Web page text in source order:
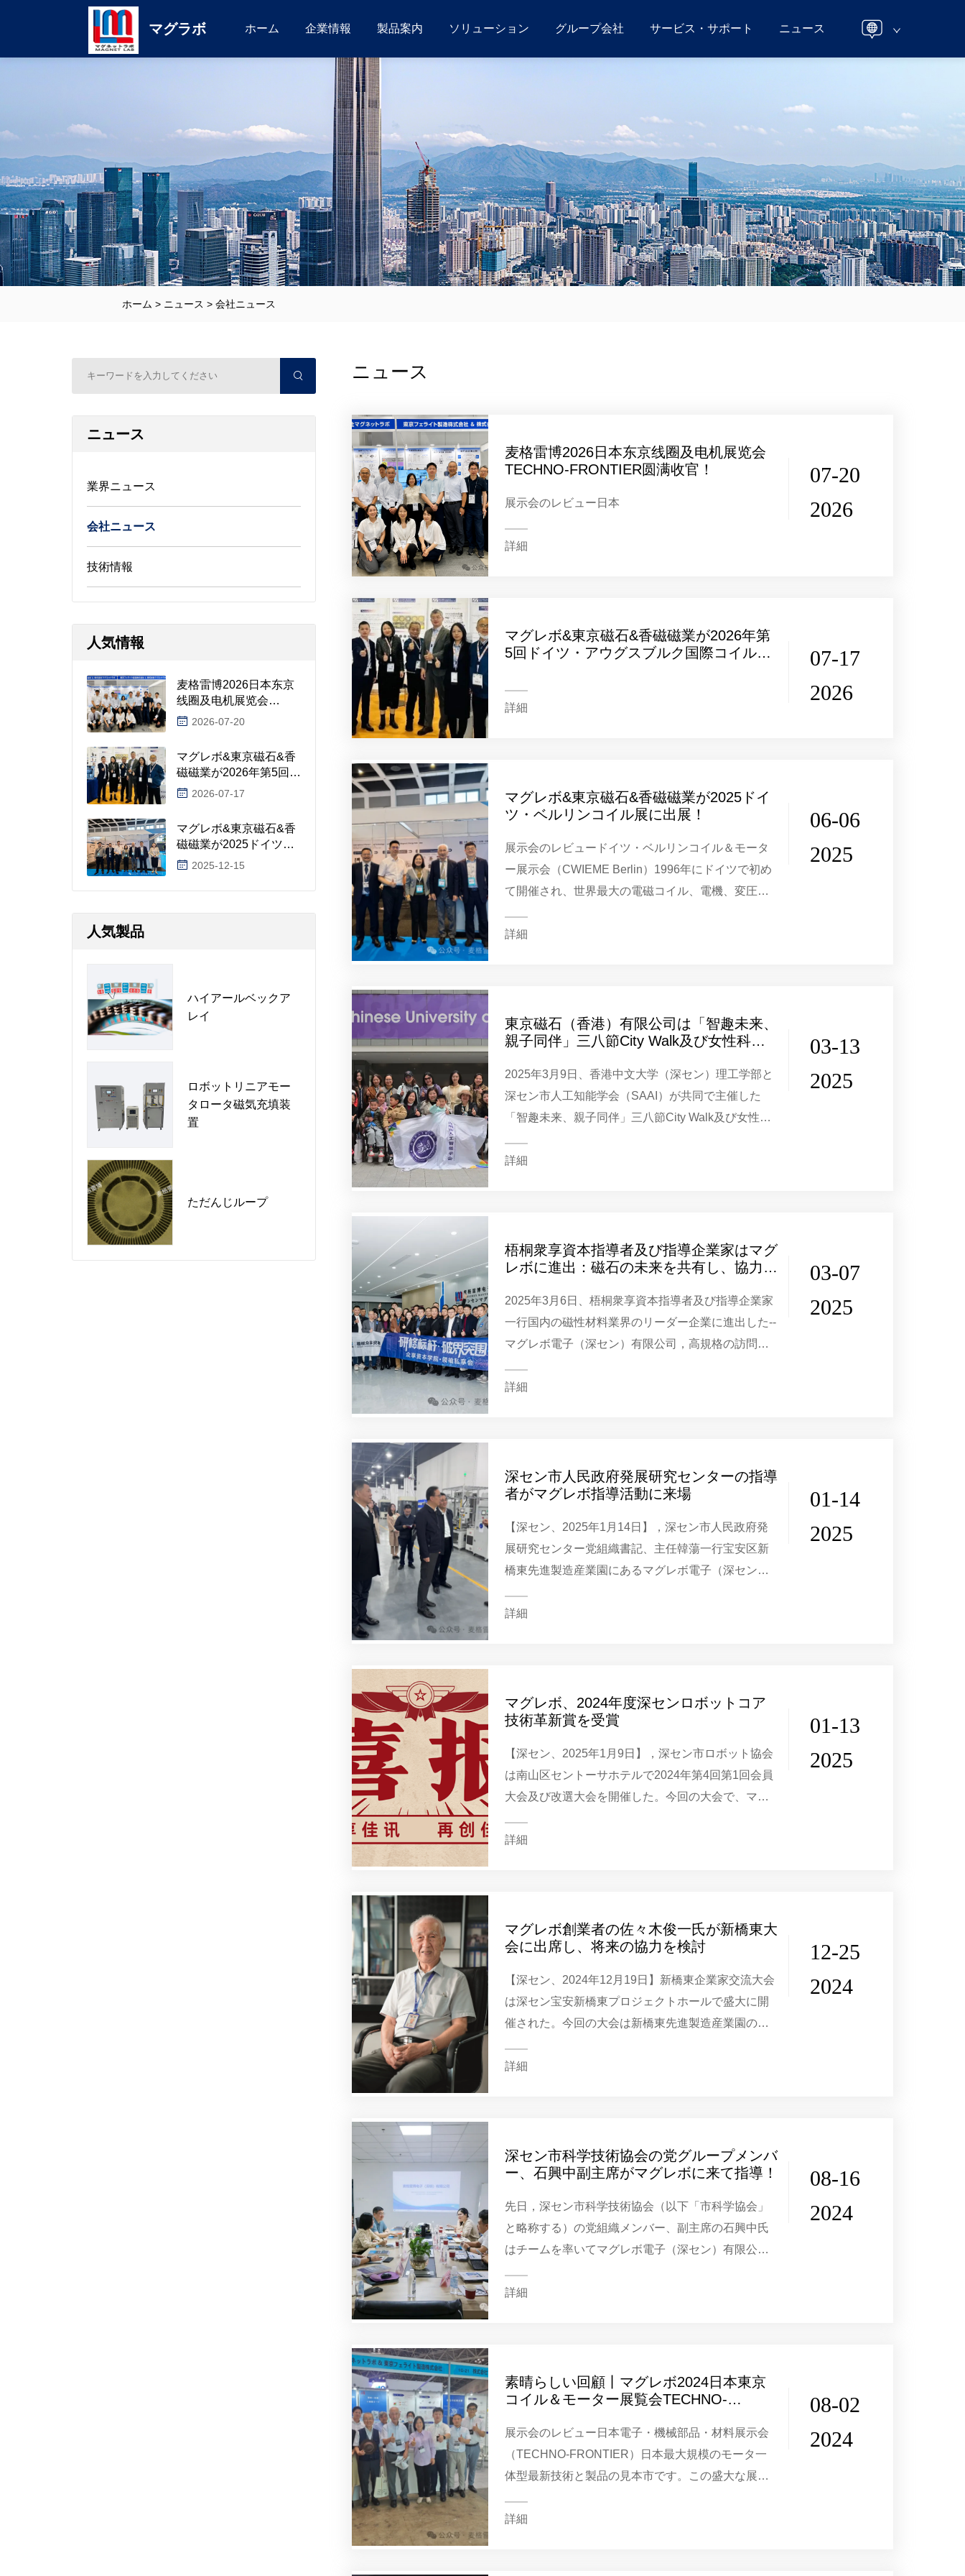
マグラボ ホーム 企業情報 製品案内 ソリューション グループ会社 サービス・サポート ニュース
ホーム > ニュース > 会社ニュース
ニュース
業界ニュース
会社ニュース
技術情報
人気情報
麦格雷博2026日本东京
线圈及电机展览会
TECHNO-FRONTIER圆
2026-07-20
マグレボ&東京磁石&香
磁磁業が2026年第5回ド
イツ・アウグスブルク
縁材料及び電気製品の
製造展に出展
2026-07-17
マグレボ&東京磁石&香
磁磁業が2025ドイツ・
ベルリンコイル展に出
2025-12-15
人気製品
ハイアールベックア
レイ
ロボットリニアモー
タロータ磁気充填装
置
ただんじループ
ニュース
麦格雷博2026日本东京线圈及电机展览会
TECHNO-FRONTIER圆满收官！
展示会のレビュー日本
詳細
07-20
2026
マグレボ&東京磁石&香磁磁業が2026年第
5回ドイツ・アウグスブルク国際コイル、
展
詳細
07-17
2026
マグレボ&東京磁石&香磁磁業が2025ドイ
ツ・ベルリンコイル展に出展！
展示会のレビュードイツ・ベルリンコイル＆モータ
ー展示会（CWIEME Berlin）1996年にドイツで初め
て開催され、世界最大の電磁コイル、電機、変圧器
毎年1回、これまで26年の歴史を持ち、ヨ...
詳細
06-06
2025
東京磁石（香港）有限公司は「智趣未来、
親子同伴」三八節City Walk及び女性科学
2025年3月9日、香港中文大学（深セン）理工学部と
深セン市人工知能学会（SAAI）が共同で主催した
「智趣未来、親子同伴」三八節City Walk及び女性科
ン）で円満に閉幕した。今回の活動は深セ...
詳細
03-13
2025
梧桐衆享資本指導者及び指導企業家はマグ
レボに進出：磁石の未来を共有し、協力発
2025年3月6日、梧桐衆享資本指導者及び指導企業家
一行国内の磁性材料業界のリーダー企業に進出した--
マグレボ電子（深セン）有限公司，高規格の訪問交
の未来を共有し、協力発展を図る」テーマとして、...
詳細
03-07
2025
深セン市人民政府発展研究センターの指導
者がマグレボ指導活動に来場
【深セン、2025年1月14日】，深セン市人民政府発
展研究センター党組織書記、主任韓蕩一行宝安区新
橋東先進製造産業園にあるマグレボ電子（深セン）
者、宝実グループの指導者が調査に同行した。マグ
詳細
01-14
2025
マグレボ、2024年度深センロボットコア
技術革新賞を受賞
【深セン、2025年1月9日】，深セン市ロボット協会
は南山区セントーサホテルで2024年第4回第1回会員
大会及び改選大会を開催した。今回の大会で、マグ
分野での卓越した成果により、「2024年度深...
詳細
01-13
2025
マグレボ創業者の佐々木俊一氏が新橋東大
会に出席し、将来の協力を検討
【深セン、2024年12月19日】新橋東企業家交流大会
は深セン宝安新橋東プロジェクトホールで盛大に開
催された。今回の大会は新橋東先進製造産業園の開
催し、「新橋に会う・未来を見る」をテーマに、園
詳細
12-25
2024
深セン市科学技術協会の党グループメンバ
ー、石興中副主席がマグレボに来て指導！
先日，深セン市科学技術協会（以下「市科学協会」
と略称する）の党組織メンバー、副主席の石興中氏
はチームを率いてマグレボ電子（深セン）有限公司
み、マグレボ社の彭林董事長、郭家文副社長、販売
詳細
08-16
2024
素晴らしい回顧丨マグレボ2024日本東京
コイル＆モーター展覧会TECHNO-
展示会のレビュー日本電子・機械部品・材料展示会
（TECHNO-FRONTIER）日本最大規模のモータ一
体型最新技術と製品の見本市です。この盛大な展覧
械、電源、電子電気機器の技術と各種部品製品が集
詳細
08-02
2024